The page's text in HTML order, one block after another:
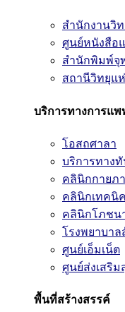
สำนักงานวิ
ศูนย์หนังสือ
สำนักพิมพ์จุ
สถานีวิทยุแ
บริการทางการแพ
โอสถศาลา
บริการทาง
คลินิกกายภ
คลินิกเทคนิ
คลินิกโภชน
โรงพยาบาล
ศูนย์เอ็มเน็ต
ศูนย์ส่งเสริม
พื้นที่สร้างสรรค์